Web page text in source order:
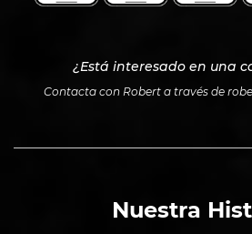
¿Está interesado en una
Contacta con Robert a través de
Nuestra